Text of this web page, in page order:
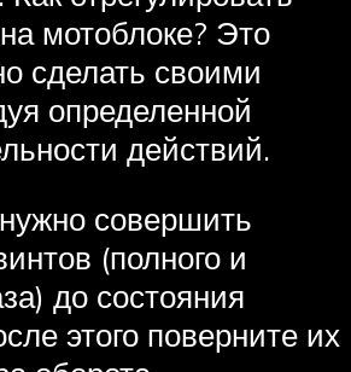
мотоблоке? Это
сделать своими
определенной
действий.
совершить
(полного и
до состояния
этого поверните их